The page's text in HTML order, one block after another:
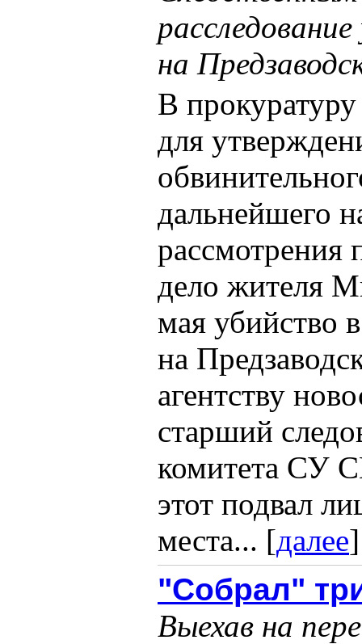
на
В
для
дальнейшего
рассмотрения
дело жителя
мая убийство
на
агентству
старший
комитета СУ
этот подвал
места... [далее]
"Собрал"
Выехав на